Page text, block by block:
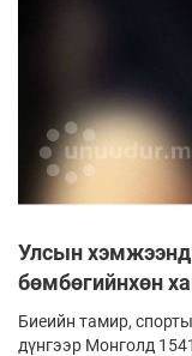
Улсын хэмжээнд
бөмбөгийнхөн
Биеийн тамир,
дүнгээр Монголд